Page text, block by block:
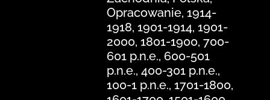
Opracowanie, 1914-
1918, 1901-1914, 1901-
2000, 1801-1900, 700-
601 p.n.e., 600-501
p.n.e., 400-301 p.n.e.,
100-1 p.n.e., 1701-1800,